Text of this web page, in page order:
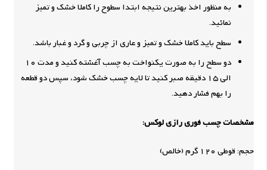
به منظور اخذ بهترین نتیجه ابتدا سطوح را کاملا خشک و تمیز
نمائید.
سطح باید کاملا خشک و تمیز و عاری از چربی و گرد و غبار باشد.
دو سطح را به صورت یکنواخت به چسب آغشته کنید و مدت 10
الی 15 دقیقه صبر کنید تا لایه چسب خشک شود، سپس دو قطعه
را بهم فشار دهید.
مشخصات چسب فوری رازی لوکس:
حجم: قوطی 120 گرم (خالص)